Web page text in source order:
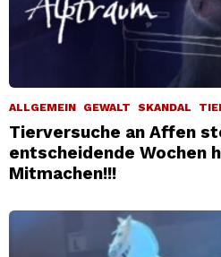
ALLGEMEIN GEWALT SKANDAL
Tierversuche an Affen
entscheidende Wochen
Mitmachen!!!